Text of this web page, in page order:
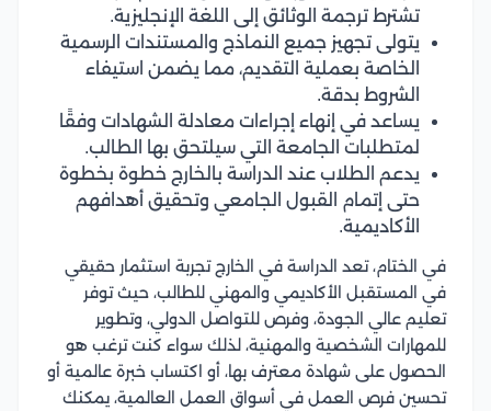
تشترط ترجمة الوثائق إلى اللغة الإنجليزية.
يتولى تجهيز جميع النماذج والمستندات الرسمية
الخاصة بعملية التقديم، مما يضمن استيفاء
الشروط بدقة.
يساعد في إنهاء إجراءات معادلة الشهادات وفقًا
لمتطلبات الجامعة التي سيلتحق بها الطالب.
يدعم الطلاب عند الدراسة بالخارج خطوة بخطوة
حتى إتمام القبول الجامعي وتحقيق أهدافهم
الأكاديمية.
في الختام، تعد الدراسة في الخارج تجربة استثمار حقيقي
في المستقبل الأكاديمي والمهني للطالب، حيث توفر
تعليم عالي الجودة، وفرص للتواصل الدولي، وتطوير
للمهارات الشخصية والمهنية، لذلك سواء كنت ترغب هو
الحصول على شهادة معترف بها، أو اكتساب خبرة عالمية أو
تحسين فرص العمل في أسواق العمل العالمية، يمكنك